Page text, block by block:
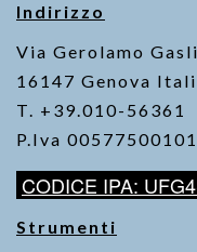
Indirizzo
Via Gerolamo
16147 Genova
T. +39.010-56361
P.Iva 00577500101
CODICE IPA:
Strumenti